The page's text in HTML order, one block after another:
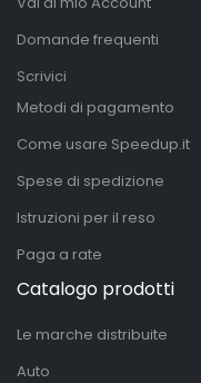
Domande frequenti
Scrivici
Metodi di pagamento
Come usare Speedup.it
Spese di spedizione
Istruzioni per il reso
Paga a rate
Catalogo prodotti
Le marche distribuite
Auto